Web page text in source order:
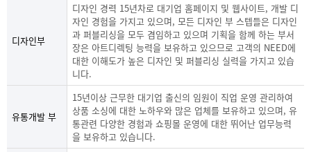
디자인부
디자인 경력 15년차로 대기업 홈페이지 및 웹사이트, 개발 디
자인 경험을 가지고 있으며, 모든 디자인 부 스텝들은 디자인
과 퍼블리싱을 모두 겸임하고 있으며 기획을 함께 하는 부서
장은 아트디렉팅 능력을 보유하고 있으므로 고객의 NEED에
대한 이해도가 높은 디자인 및 퍼블리싱 실력을 가지고 있습
니다.
유통개발 부
15년이상 근무한 대기업 출신의 임원이 직업 운영 관리하여
상품 소싱에 대한 노하우와 많은 업체를 보유하고 있으며, 유
통관련 다양한 경험과 쇼핑몰 운영에 대한 뛰어난 업무능력
을 보유하고 있습니다.